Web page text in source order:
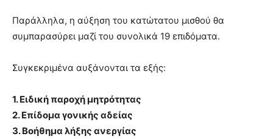
Παράλληλα, η αύξηση του κατώτατου μισθού θα
συμπαρασύρει μαζί του συνολικά 19 επιδόματα.
Συγκεκριμένα αυξάνονται τα εξής:
1. Ειδική παροχή μητρότητας
2. Επίδομα γονικής αδείας
3. Βοήθημα λήξης ανεργίας